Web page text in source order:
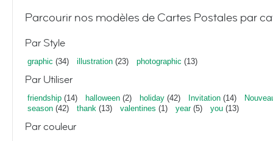
Parcourir nos modèles de Cartes Postales par
Par Style
graphic (34) illustration (23) photographic (13)
Par Utiliser
friendship (14) halloween (2) holiday (42) Invitation (14)
season (42) thank (13) valentines (1) year(5) you (13)
Par couleur